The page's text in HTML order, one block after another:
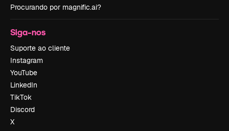
Procurando por magnific.ai?
Siga-nos
Suporte ao cliente
Instagram
YouTube
LinkedIn
TikTok
Discord
X